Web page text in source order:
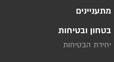
מתעניינים
בטחון ובטיחות
יחידת הבטיחות